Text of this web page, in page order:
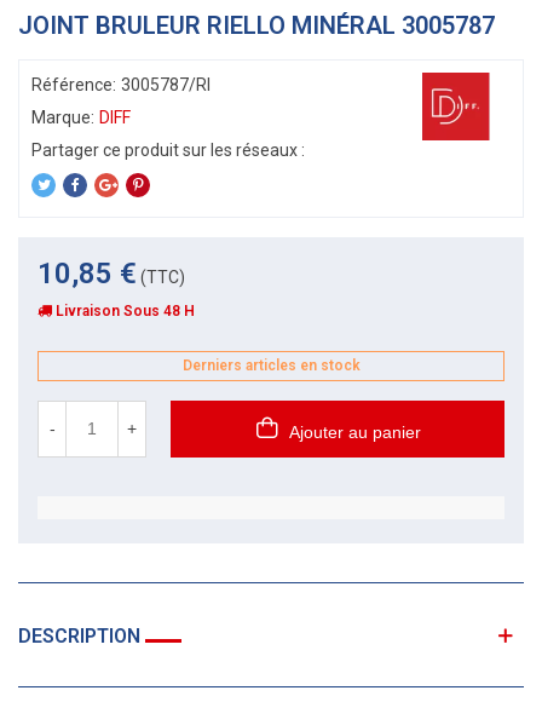
JOINT BRULEUR RIELLO MINÉRAL 3005787
Référence: 3005787/RI
Marque: DIFF
10,85 € (TTC)
Livraison Sous 48 H
Derniers articles en stock
- + Ajouter au panier
DESCRIPTION